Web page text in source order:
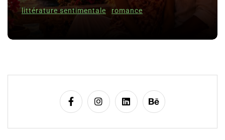
c
e
sentimentale romance